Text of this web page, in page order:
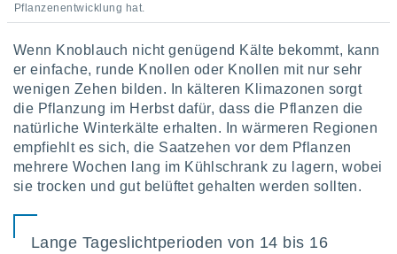
zur
zur
von
zur
der
Pflanzenentwicklung hat.
Wenn Knoblauch nicht genügend Kälte bekommt, kann
er einfache, runde Knollen oder Knollen mit nur sehr
wenigen Zehen bilden. In kälteren Klimazonen sorgt
die Pflanzung im Herbst dafür, dass die Pflanzen die
natürliche Winterkälte erhalten. In wärmeren Regionen
empfiehlt es sich, die Saatzehen vor dem Pflanzen
mehrere Wochen lang im Kühlschrank zu lagern, wobei
sie trocken und gut belüftet gehalten werden sollten.
Lange Tageslichtperioden von 14 bis 16